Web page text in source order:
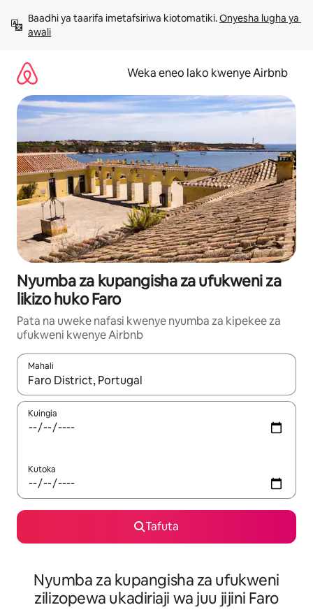
kwenda
kwenye
Baadhi ya taarifa imetafsiriwa kiotomatiki. Onyesha lugha ya
awali
Weka eneo lako kwenye Airbnb
Nyumba za kupangisha za ufukweni za
likizo huko Faro
Pata na uweke nafasi kwenye nyumba za kipekee za
ufukweni kwenye Airbnb
Mahali
Wakati matokeo yanapatikana, vinjari kwa kutumia vitufe vya
Kuingia
Kutoka
Tafuta
Nyumba za kupangisha za ufukweni
zilizopewa ukadiriaji wa juu jijini Faro